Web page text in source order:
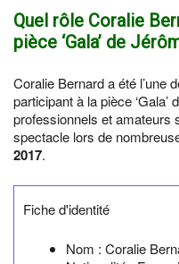
Quel rôle Coralie
pièce ‘Gala’ de
Coralie Bernard a été l’une
participant à la pièce
professionnels et amateurs
spectacle lors de
2017.
Fiche d'identité
Nom : Coralie